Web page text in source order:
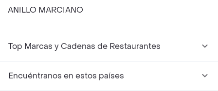
ANILLO MARCIANO
Top Marcas y Cadenas de Restaurantes
Encuéntranos en estos países